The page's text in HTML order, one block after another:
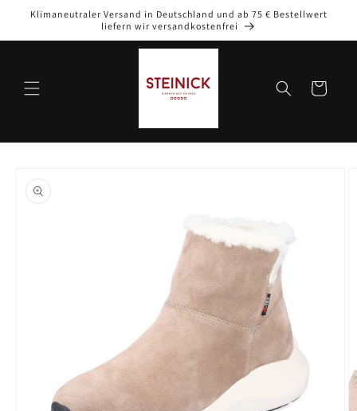
zum
Klimaneutraler Versand in Deutschland und ab 75 € Bestellwert
liefern wir versandkostenfrei
Warenkorb